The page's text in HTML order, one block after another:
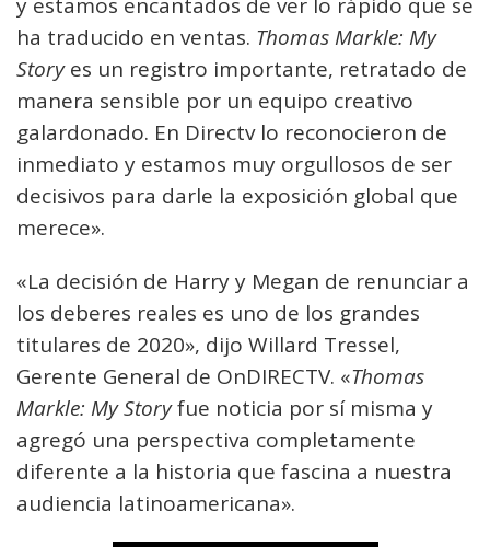
ha traducido en ventas. Thomas Markle: My
Storyes un registro importante, retratado de
manera sensible por un equipo creativo
galardonado. En Directv lo reconocieron de
inmediato y estamos muy orgullosos de ser
decisivos para darle la exposición global que
merece».
«La decisión de Harry y Megan de renunciar a
los deberes reales es uno de los grandes
titulares de 2020», dijo Willard Tressel,
Gerente General de OnDIRECTV. «Thomas
Markle: My Storyfue noticia por sí misma y
agregó una perspectiva completamente
diferente a la historia que fascina a nuestra
audiencia latinoamericana».